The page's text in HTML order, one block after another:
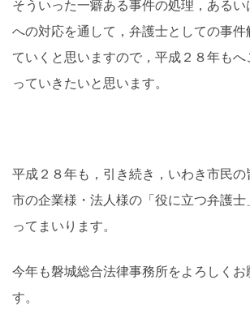
そういった一癖ある事件の処理，ある
への対応を通して，弁護士としての事
ていくと思いますので，平成２８年も
っていきたいと思います。
平成２８年も，引き続き，いわき市民の
市の企業様・法人様の「役に立つ弁護
ってまいります。
今年も磐城総合法律事務所をよろしくお
す。